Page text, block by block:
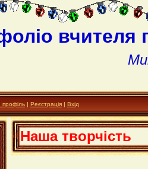
вчителя
профіль | Реєстрація | Вхід
Наша творчість